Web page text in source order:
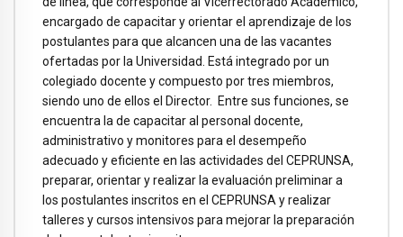
encargado de capacitar y orientar el aprendizaje de los
postulantes para que alcancen una de las vacantes
ofertadas por la Universidad. Está integrado por un
colegiado docente y compuesto por tres miembros,
siendo uno de ellos el Director. Entre sus funciones, se
encuentra la de capacitar al personal docente,
administrativo y monitores para el desempeño
adecuado y eficiente en las actividades del CEPRUNSA,
preparar, orientar y realizar la evaluación preliminar a
los postulantes inscritos en el CEPRUNSA y realizar
talleres y cursos intensivos para mejorar la preparación